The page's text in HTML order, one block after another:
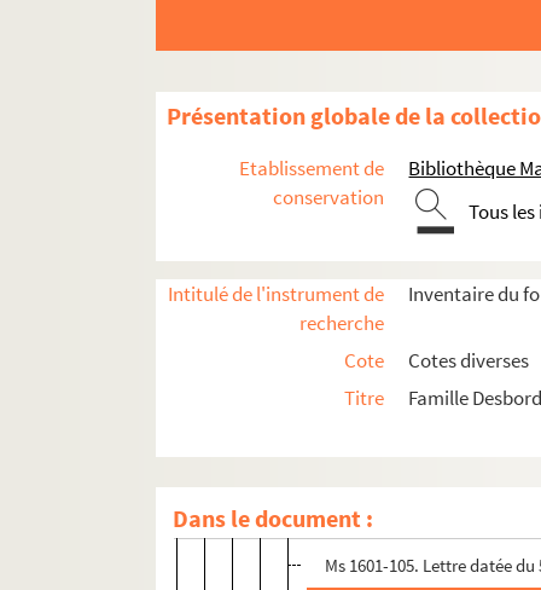
Présentation globale de la
Etablissement de
conservation
Bibliothèque
Tous
Intitulé de l'instrument de
recherche
Inventaire du
Cote
Cotes diverses
Titre
Famille
Dans le document :
Ms 1601-93. Lettre datée du
Ms 1601-95. Lettre datée du
Ms 1601-96. Lettre datée du
Ms 1601-98. Lettre datée du
Ms 1601-104. Lettre datée
Ms 1601-105. Lettre datée